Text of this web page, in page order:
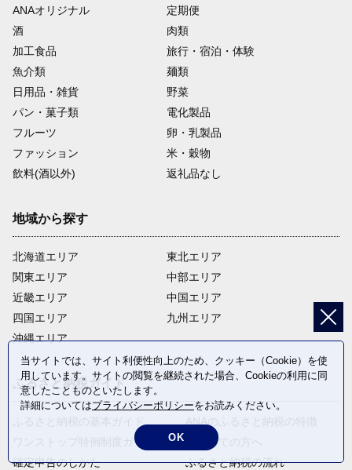
ANAオリジナル
定期便
酒
肉類
加工食品
旅行・宿泊・体験
魚介類
麺類
日用品・雑貨
野菜
パン・菓子類
電化製品
フルーツ
卵・乳製品
ファッション
米・穀物
飲料(酒以外)
返礼品なし
地域から探す
北海道エリア
関東エリア
近畿エリア
四国エリア
沖縄エリア
東北エリア
中部エリア
中国エリア
九州エリア
ふるさと納税ガイド
ふるさと納税の基本ガイド
ワンストップ特例制度ガイド
確定申告のしかた
ANAのふるさと納税の特徴
はじめての方へ
ふるさと納税の流れ
当サイトでは、サイト利便性向上のため、クッキー（Cookie）を使
用しています。サイトの閲覧を継続された場合、Cookieの利用に同
意したことものといたします。
詳細についてはプライバシーポリシーをお読みください。
OK